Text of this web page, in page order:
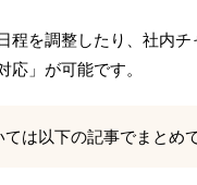
程を調整したり、社内
」が可能です。
は以下の記事でまとめ